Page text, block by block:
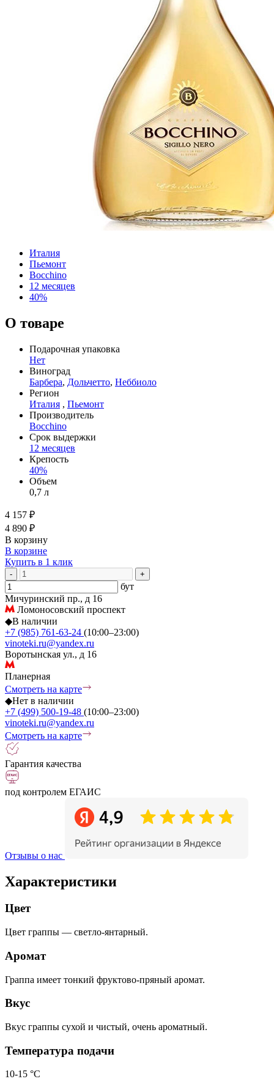
Италия
Пьемонт
Bocchino
12 месяцев
40%
О товаре
Подарочная упаковка
Нет
Виноград
Барбера, Дольчетто, Неббиоло
Регион
Италия , Пьемонт
Производитель
Bocchino
Срок выдержки
12 месяцев
Крепость
40%
Объем
0,7 л
4 157 ₽
4 890 ₽
В корзину
В корзине
Купить в 1 клик
- +
бут
Мичуринский пр., д 16
Ломоносовский проспект
◆В наличии
+7 (985) 761-63-24 (10:00–23:00)
vinoteki.ru@yandex.ru
Воротынская ул., д 16
Планерная
Смотреть на карте
◆Нет в наличии
+7 (499) 500-19-48 (10:00–23:00)
vinoteki.ru@yandex.ru
Смотреть на карте
Гарантия качества
под контролем ЕГАИС
Отзывы о нас
Характеристики
Цвет
Цвет граппы — светло-янтарный.
Аромат
Граппа имеет тонкий фруктово-пряный аромат.
Вкус
Вкус граппы сухой и чистый, очень ароматный.
Температура подачи
10-15 °С